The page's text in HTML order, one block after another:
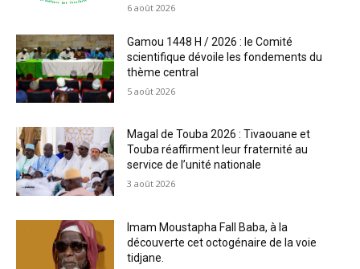
6 août 2026
Gamou 1448 H / 2026 : le Comité
scientifique dévoile les fondements du
thème central
5 août 2026
Magal de Touba 2026 : Tivaouane et
Touba réaffirment leur fraternité au
service de l’unité nationale
3 août 2026
Imam Moustapha Fall Baba, à la
découverte cet octogénaire de la voie
tidjane.